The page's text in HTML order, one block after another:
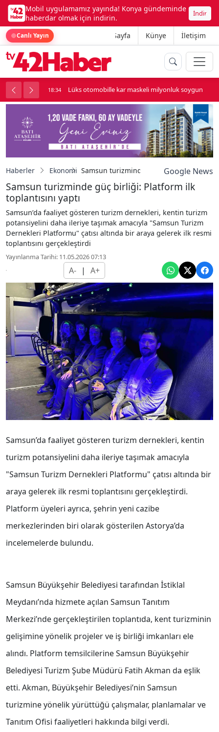
Mobil uygulamamız yayında! Konya gündeminde
haberdar olmak için indirin.
İndir
Canlı Yayın Ana Sayfa Künye İletişim
kavga çıktı 18:34 Lüks otomobille kar maskeli milyonluk soygun
Haberler Ekonomi Samsun turizminde güç birliği: Platform
Google News
Samsun turizminde güç birliği: Platform ilk
toplantısını yaptı
Samsun’da faaliyet gösteren turizm dernekleri, kentin turizm
potansiyelini daha ileriye taşımak amacıyla "Samsun Turizm
Dernekleri Platformu" çatısı altında bir araya gelerek ilk resmi
toplantısını gerçekleştirdi
Yayınlanma Tarihi: 11.05.2026 07:13
A- | A+
Samsun’da faaliyet gösteren turizm dernekleri, kentin
turizm potansiyelini daha ileriye taşımak amacıyla
"Samsun Turizm Dernekleri Platformu" çatısı altında bir
araya gelerek ilk resmi toplantısını gerçekleştirdi.
Platform üyeleri ayrıca, şehrin yeni cazibe
merkezlerinden biri olarak gösterilen Astorya’da
incelemelerde bulundu.
Samsun Büyükşehir Belediyesi tarafından İstiklal
Meydanı’nda hizmete açılan Samsun Tanıtım
Merkezi’nde gerçekleştirilen toplantıda, kent turizminin
gelişimine yönelik projeler ve iş birliği imkanları ele
alındı. Platform temsilcilerine Samsun Büyükşehir
Belediyesi Turizm Şube Müdürü Fatih Akman da eşlik
etti. Akman, Büyükşehir Belediyesi’nin Samsun
turizmine yönelik yürüttüğü çalışmalar, planlamalar ve
Tanıtım Ofisi faaliyetleri hakkında bilgi verdi.